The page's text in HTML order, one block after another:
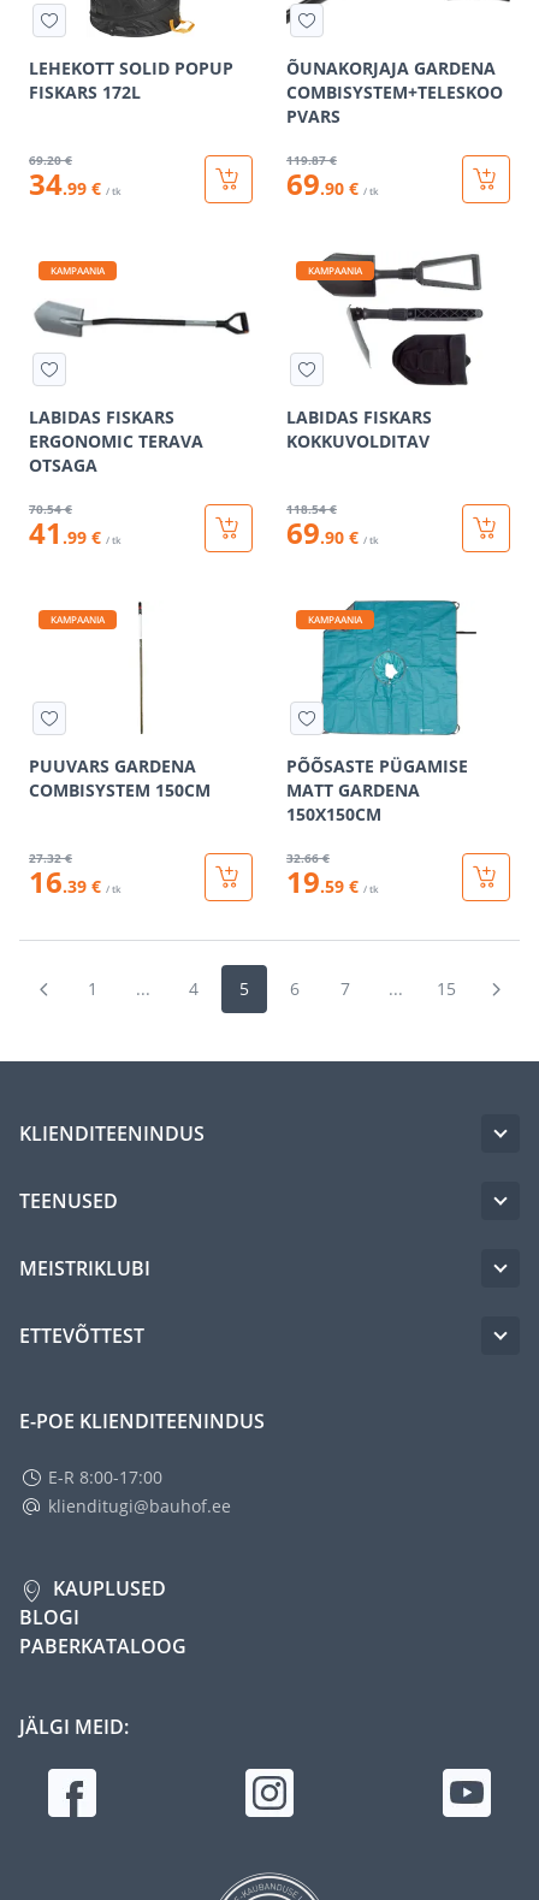
LEHEKOTT SOLID POPUP
FISKARS 172L
69.20 €
34.99 € / tk
ÕUNAKORJAJA GARDENA
COMBISYSTEM+TELESKOO
PVARS
119.87 €
69.90 € / tk
KAMPAANIA
LABIDAS FISKARS
ERGONOMIC TERAVA
OTSAGA
70.54 €
41 .99 € / tk
KAMPAANIA
LABIDAS FISKARS
KOKKUVOLDITAV
118.54 €
69.90 € / tk
KAMPAANIA
PUUVARS GARDENA
COMBISYSTEM 150CM
27.32 €
16.39 € / tk
KAMPAANIA
PÕÕSASTE PÜGAMISE
MATT GARDENA
150X150CM
32.66 €
19.59 € / tk
1 ... 4 5 6 7 ... 15
KLIENDITEENINDUS
TEENUSED
MEISTRIKLUBI
ETTEVÕTTEST
E-POE KLIENDITEENINDUS
E-R 8:00-17:00
klienditugi@bauhof.ee
KAUPLUSED
BLOGI
PABERKATALOOG
JÄLGI MEID: